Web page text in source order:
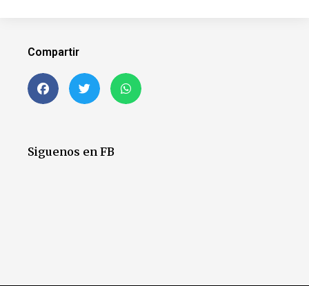
Compartir
Siguenos en FB